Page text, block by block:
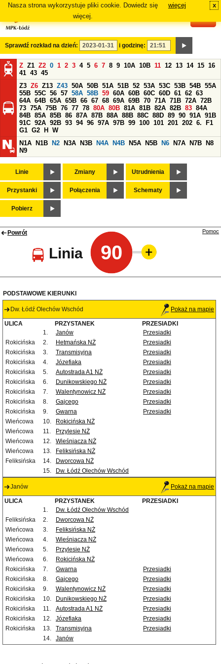
Nasza strona wykorzystuje pliki cookie. Dowiedz się
więcej.
więcej x
Sprawdź rozkład na dzień: i godzinę:
Z Z1 Z2 0 1 2 3 4 5 6 7 8 9 10A 10B 11 12 13 14 15 16
41 43 45
Z3 Z6 Z13 Z43 50A 50B 51A 51B 52 53A 53C 53B 54B 55A
55B 55C 56 57 58A 58B 59 60A 60B 60C 60D 61 62 63
64A 64B 65A 65B 66 67 68 69A 69B 70 71A 71B 72A 72B
73 75A 75B 76 77 78 80A 80B 81A 81B 82A 82B 83 84A
84B 85A 85B 86 87A 87B 88A 88B 88C 88D 89 90 91A 91B
91C 92A 92B 93 94 96 97A 97B 99 100 101 201 202 6.
F1
G1 G2 H
W
N1A
N1B N2 N3A N3B N4A N4B N5A N5B N6 N7A N7B
N8
N9
Linie Zmiany Utrudnienia
Przystanki Połączenia Schematy
Pobierz
Powrót
Linia 90
Pomoc
PODSTAWOWE KIERUNKI
Dw. Łódź Olechów Wschód Pokaż na mapie
ULICA PRZYSTANEK
PRZESIADKI
1.
Janów
Przesiadki
Rokicińska
2. Hetmańska NŻ
Przesiadki
Rokicińska
3. Transmisyjna
Przesiadki
Rokicińska
4. Józefiaka
Przesiadki
Rokicińska
5. Autostrada A1 NŻ
Przesiadki
Rokicińska
6. Dunikowskiego NŻ
Przesiadki
Rokicińska
7. Walentynowicz NŻ
Przesiadki
Rokicińska
8. Gajcego
Przesiadki
Rokicińska
9. Gwarna
Przesiadki
Wieńcowa
10.
Rokicińska NŻ
Wieńcowa
11.
Przylesie NŻ
Wieńcowa
12.
Wieśniacza NŻ
Wieńcowa
13.
Feliksińska NŻ
Feliksińska
14.
Dworcowa NŻ
15.
Dw. Łódź Olechów Wschód
Janów Pokaż na mapie
ULICA PRZYSTANEK
PRZESIADKI
1.
Dw. Łódź Olechów Wschód
Feliksińska
2.
Dworcowa NŻ
Wieńcowa
3.
Feliksińska NŻ
Wieńcowa
4.
Wieśniacza NŻ
Wieńcowa
5.
Przylesie NŻ
Wieńcowa
6.
Rokicińska NŻ
Rokicińska
7. Gwarna
Przesiadki
Rokicińska
8. Gajcego
Przesiadki
Rokicińska
9. Walentynowicz NŻ
Przesiadki
Rokicińska
10. Dunikowskiego NŻ
Przesiadki
Rokicińska
11. Autostrada A1 NŻ
Przesiadki
Rokicińska
12. Józefiaka
Przesiadki
Rokicińska
13. Transmisyjna
Przesiadki
14.
Janów